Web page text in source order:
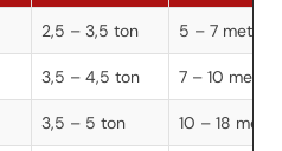
2,5 – 3,5 ton 5 – 7 metre
3,5 – 4,5 ton 7 – 10 metre
3,5 – 5 ton 10 – 18 metre